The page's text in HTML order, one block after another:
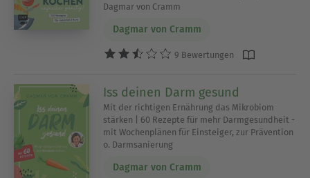
Dagmar von Cramm
Dagmar von Cramm
9 Bewertungen
Iss deinen Darm gesund
Mit der richtigen Ernährung das Mikrobiom
stärken | 60 Rezepte für mehr Darmgesundheit -
mit Wochenplänen für Einsteiger, zur Prävention
o. Darmsanierung
Dagmar von Cramm